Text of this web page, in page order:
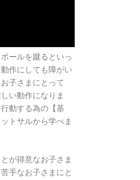
ールを蹴るといっ
作にしても障がい
子さまにとって
い動作になりま
動する為の【基
トサルから学べま
が得意なお子さま
手なお子さまにと